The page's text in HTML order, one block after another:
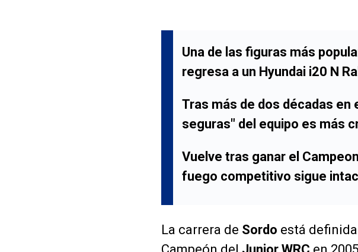
Una de las figuras más
regresa a un Hyundai i20 N
Tras más de dos décadas en
seguras" del equipo es más
Vuelve tras ganar el
fuego competitivo sigue
La carrera de Sordo está